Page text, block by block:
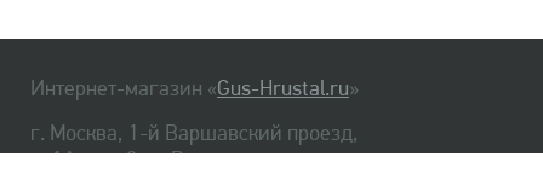
Интернет-магазин «Gus-Hrustal.ru»
г. Москва, 1-й Варшавский проезд,
д. 1А, стр. 3, м. Варшавская